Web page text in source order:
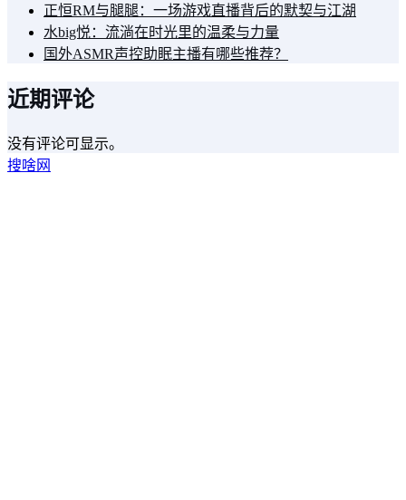
正恒RM与腿腿：一场游戏直播背后的默契与江湖
水big悦：流淌在时光里的温柔与力量
国外ASMR声控助眠主播有哪些推荐？
近期评论
没有评论可显示。
搜啥网